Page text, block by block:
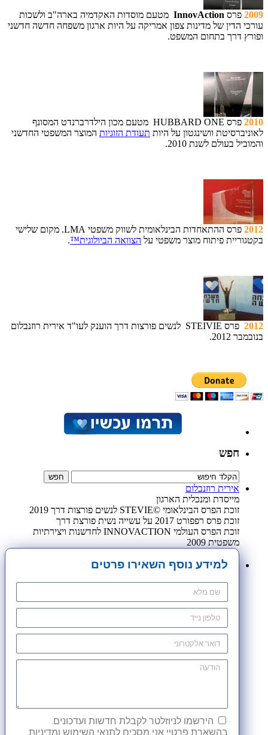
2009 פרס InnovAction מטעם מוסדות האקדמיה בארה"ב ולשכות
עורכי הדין של מדינות צפון אמריקה על היות ארגון משפחה חדשה חדשני
ופורץ דרך בתחום המשפט.
2010
פרס HUBBARD ONE מטעם מכון הילדרברנדט המסונף
לאוניברסיטת וושינגטון על היות תעודת הזוגיות המוצר המשפטי החדשני
והמוביל בעולם לשנת 2010.
2012
פרס ההתאחדות הבינלאומית לשווק משפטי LMA. מקום שלישי
בקטגוריית פיתוח מוצר משפטי על הצוואה הביולוגית™.
2012
פרס STEIVIE לנשים פורצות דרך הוענק לעו"ד אירית רוזנבלום
בנובמבר 2012.
חפש
אירית רוזנבלום
מייסדת ומנכלית הארגון
זוכת הפרס הבינלאומי ©STEVIE לנשים פורצות דרך 2019
זוכת פרס רפפורט 2017 על עשייה נשית פורצת דרך
זוכת הפרס העולמי INNOVACTION לחדשנות ויצירתיות
משפטית 2009
למידע נוסף השאירו פרטים
הירשמו לניוזלטר לקבלת חדשות ועדכונים.
בהשארת פרטיי אני מסכים לתנאי השימוש ומדיניות